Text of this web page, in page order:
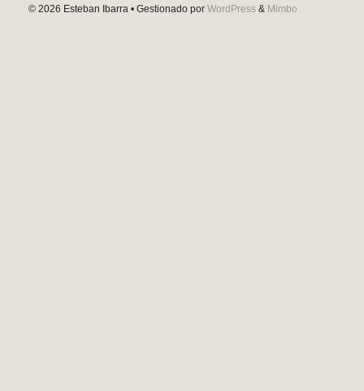
© 2026 Esteban Ibarra • Gestionado por WordPress & Mimbo